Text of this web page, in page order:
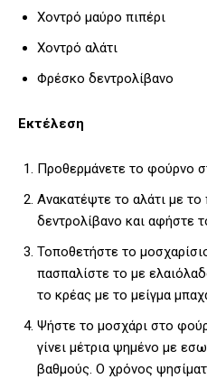
Χοντρό μαύρο πιπέρι
Χοντρό αλάτι
Φρέσκο δεντρολίβανο
Εκτέλεση
Προθερμάνετε το φούρνο
Ανακατέψτε το αλάτι με το
δεντρολίβανο και αφήστε
Τοποθετήστε το
πασπαλίστε το με
το κρέας με το μείγμα
Ψήστε το μοσχάρι στο
γίνει μέτρια ψημένο με
βαθμούς. Ο χρόνος